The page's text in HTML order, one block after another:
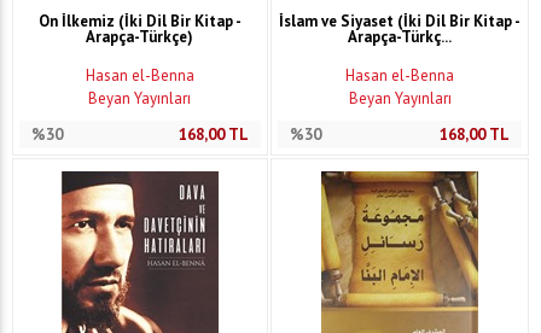
On İlkemiz (İki Dil Bir Kitap -
Arapça-Türkçe)
Hasan el-Benna
Beyan Yayınları
%30
168,00TL
İslam ve Siyaset (İki Dil Bir Kitap -
Arapça-Türkç...
Hasan el-Benna
Beyan Yayınları
%30
168,00TL